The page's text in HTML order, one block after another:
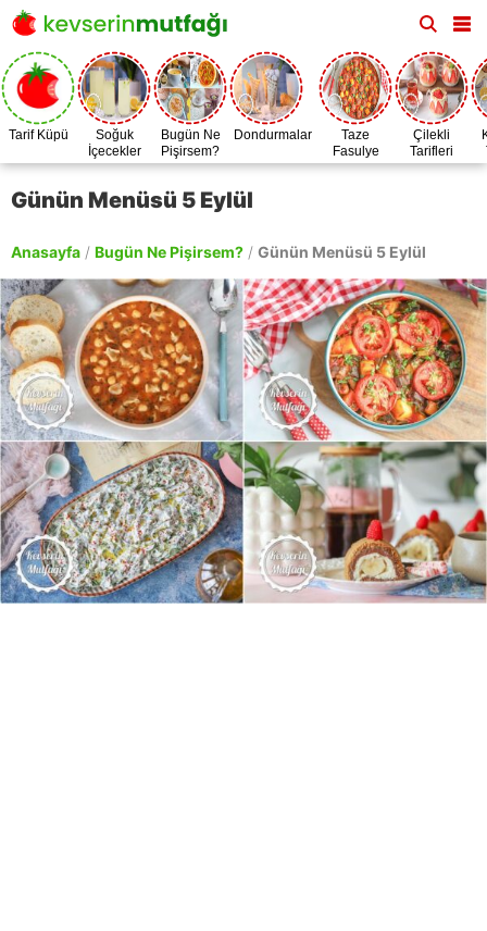
Tarif Küpü
Soğuk
İçecekler
Bugün Ne
Pişirsem?
Dondurmalar
Taze
Fasulye
Zamanı
Çilekli
Tarifleri
Günün Menüsü 5 Eylül
Anasayfa / Bugün Ne Pişirsem? / Günün Menüsü 5 Eylül